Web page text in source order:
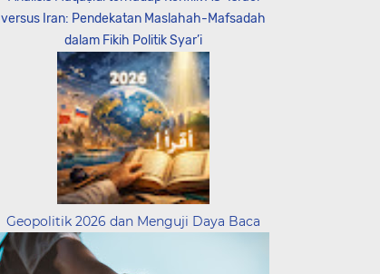
versus Iran: Pendekatan Maslahah-Mafsadah
dalam Fikih Politik Syar’i
Geopolitik 2026 dan Menguji Daya Baca